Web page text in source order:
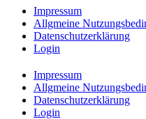
Impressum
Allgmeine
Datenschutzerklärung
Login
Impressum
Allgmeine
Datenschutzerklärung
Login